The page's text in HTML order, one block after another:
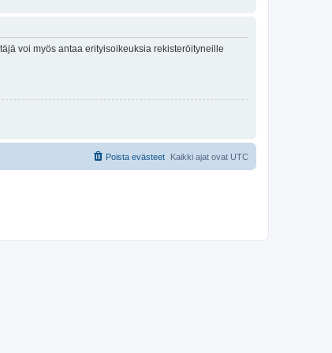
voi myös antaa erityisoikeuksia rekisteröityneille
Kaikki ajat ovat UTC
Poista evästeet